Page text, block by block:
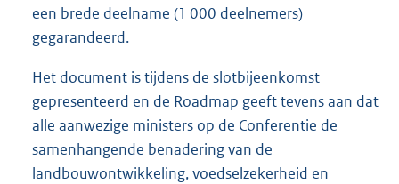
een brede deelname (1 000 deelnemers)
gegarandeerd.
Het document is tijdens de slotbijeenkomst
gepresenteerd en de Roadmap geeft tevens aan dat
alle aanwezige ministers op de Conferentie de
samenhangende benadering van de
landbouwontwikkeling, voedselzekerheid en